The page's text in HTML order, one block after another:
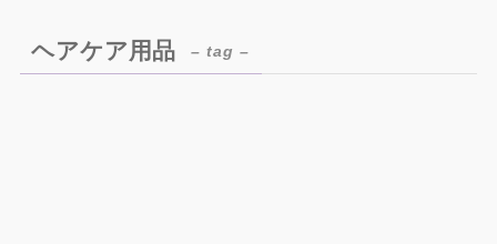
ヘアケア用品 – tag –